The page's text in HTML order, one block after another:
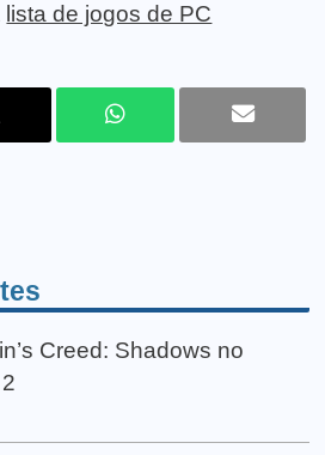
lista de jogos de PC
Creed: Shadows no